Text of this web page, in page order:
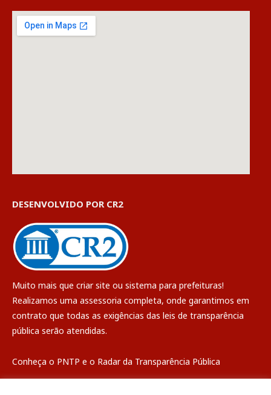
DESENVOLVIDO POR CR2
Muito mais que criar site ou sistema para prefeituras!
Realizamos uma assessoria completa, onde garantimos em
contrato que todas as exigências das leis de transparência
pública serão atendidas.
Conheça o PNTP e o Radar da Transparência Pública